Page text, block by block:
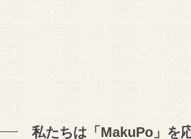
私たちは「MakuPo」を